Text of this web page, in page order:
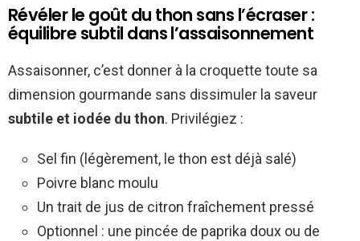
Révéler le goût du thon sans l’écraser :
équilibre subtil dans l’assaisonnement
Assaisonner, c’est donner à la croquette toute sa
dimension gourmande sans dissimuler la saveur
subtile et iodée du thon. Privilégiez :
Sel fin (légèrement, le thon est déjà salé)
Poivre blanc moulu
Un trait de jus de citron fraîchement pressé
Optionnel : une pincée de paprika doux ou de